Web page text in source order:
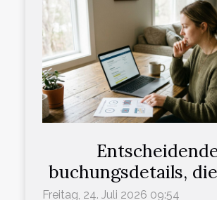
buchungsdetails,
oft übersehen
Freitag, 24. Juli 2026 09:54